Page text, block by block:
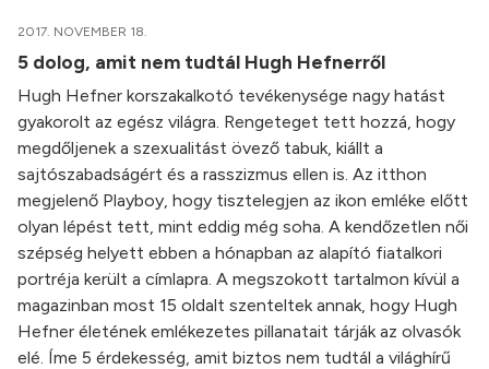
2017. NOVEMBER 18.
5 dolog, amit nem tudtál Hugh Hefnerről
Hugh Hefner korszakalkotó tevékenysége nagy hatást
gyakorolt az egész világra. Rengeteget tett hozzá, hogy
megdőljenek a szexualitást övező tabuk, kiállt a
sajtószabadságért és a rasszizmus ellen is. Az itthon
megjelenő Playboy, hogy tisztelegjen az ikon emléke előtt
olyan lépést tett, mint eddig még soha. A kendőzetlen női
szépség helyett ebben a hónapban az alapító fiatalkori
portréja került a címlapra. A megszokott tartalmon kívül a
magazinban most 15 oldalt szenteltek annak, hogy Hugh
Hefner életének emlékezetes pillanatait tárják az olvasók
elé. Íme 5 érdekesség, amit biztos nem tudtál a világhírű